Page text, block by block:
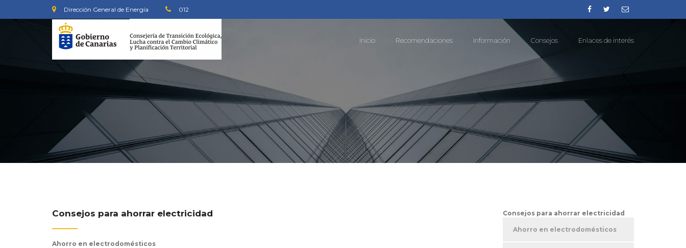
Dirección General de Energía 012
Inicio Recomendaciones Información Consejos Enlaces de interés
Consejos para ahorrar electricidad
Ahorro en electrodomésticos
Consejos para ahorrar electricidad
Ahorro en electrodomésticos